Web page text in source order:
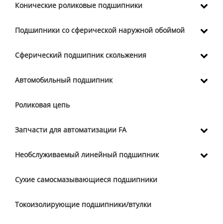
Конические роликовые подшипники
Подшипники со сферической наружной обоймой
Сферический подшипник скольжения
Автомобильный подшипник
Роликовая цепь
Запчасти для автоматизации FA
Необслуживаемый линейный подшипник
Сухие самосмазывающиеся подшипники
Токоизолирующие подшипники/втулки